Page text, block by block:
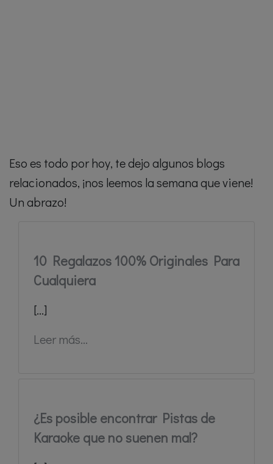
Eso es todo por hoy, te dejo algunos blogs
relacionados, ¡nos leemos la semana que viene!
Un abrazo!
10 Regalazos 100% Originales Para
Cualquiera
[...]
Leer más...
¿Es posible encontrar Pistas de
Karaoke que no suenen mal?